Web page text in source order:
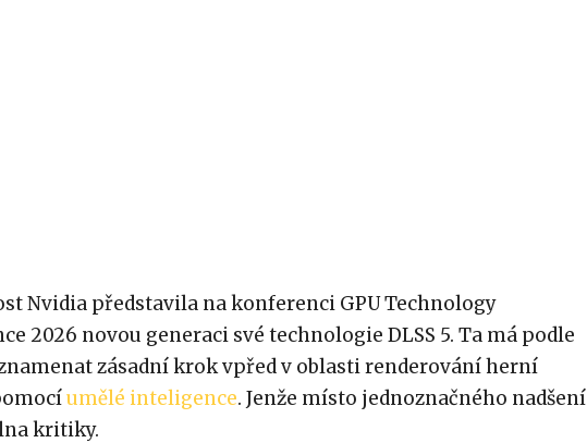
Nvidia představila na konferenci GPU Technology
2026 novou generaci své technologie DLSS 5. Ta má podle
zásadní krok vpřed v oblasti renderování herní
umělé inteligence. Jenže místo jednoznačného nadšení
kritiky.